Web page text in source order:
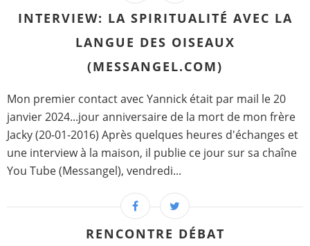
INTERVIEW: LA SPIRITUALITÉ AVEC LA
LANGUE DES OISEAUX
(MESSANGEL.COM)
Mon premier contact avec Yannick était par mail le 20
janvier 2024...jour anniversaire de la mort de mon frère
Jacky (20-01-2016) Après quelques heures d'échanges et
une interview à la maison, il publie ce jour sur sa chaîne
You Tube (Messangel), vendredi...
RENCONTRE DÉBAT